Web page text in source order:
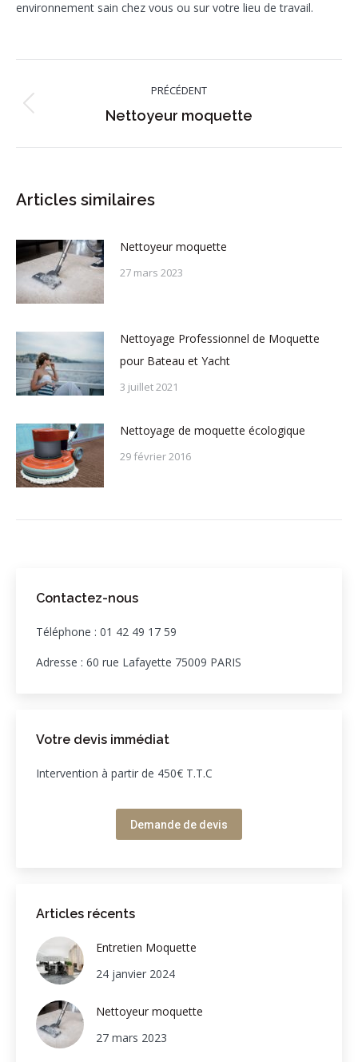
environnement sain chez vous ou sur votre lieu de travail.
article
PRÉCÉDENT
Article
Nettoyeur moquette
Articles similaires
Nettoyeur moquette
27 mars 2023
Nettoyage Professionnel de Moquette
pour Bateau et Yacht
3 juillet 2021
Nettoyage de moquette écologique
29 février 2016
Contactez-nous
Téléphone : 01 42 49 17 59
Adresse : 60 rue Lafayette 75009 PARIS
Votre devis immédiat
Intervention à partir de 450€ T.T.C
Demande de devis
Articles récents
Entretien Moquette
24 janvier 2024
Nettoyeur moquette
27 mars 2023